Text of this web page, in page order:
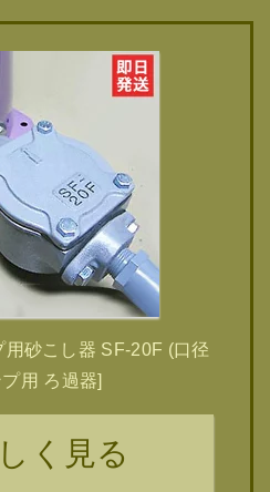
砂こし器 SF-20F (口径
用 ろ過器]
く見る